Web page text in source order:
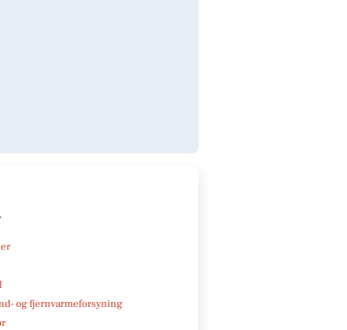
.
og fjernvarmeforsyning